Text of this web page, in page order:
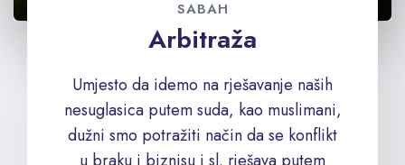
SABAH
Arbitraža
Umjesto da idemo na rješavanje naših
nesuglasica putem suda, kao muslimani,
dužni smo potražiti način da se konflikt